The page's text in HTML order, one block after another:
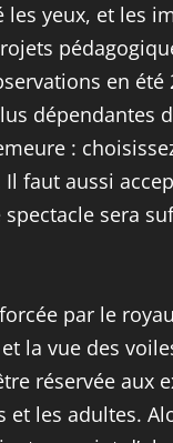
yeux, et les
en
dépendantes
:
Il faut aussi
spectacle sera
par le
la vue des
réservée aux
les adultes.